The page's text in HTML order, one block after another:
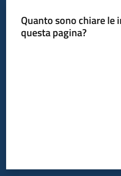
Quanto sono chiare le
questa pagina?